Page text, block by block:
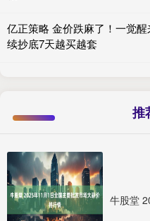
亿正策略 金价跌麻了！一觉
续抄底7天越买越套
推